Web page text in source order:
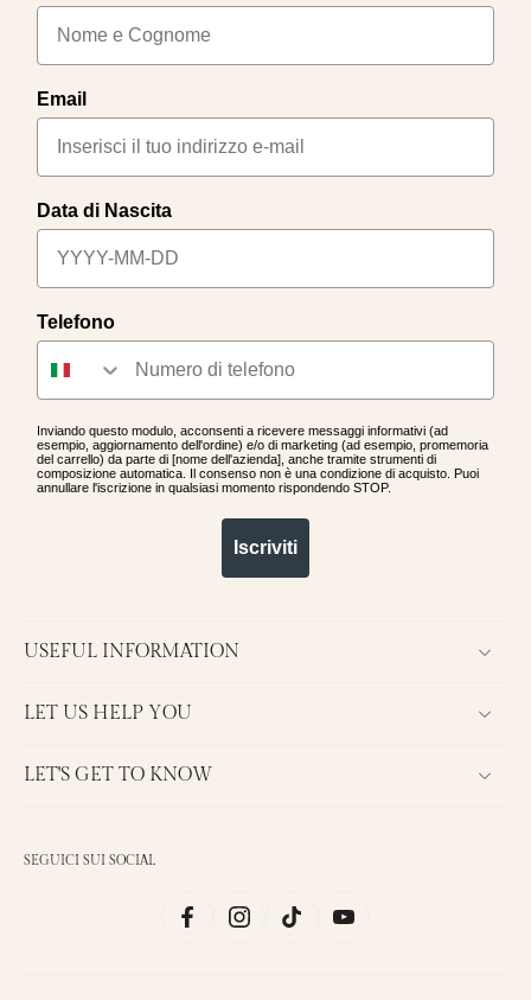
Email
Data di Nascita
Telefono
Inviando questo modulo, acconsenti a ricevere messaggi informativi (ad
esempio, aggiornamento dell'ordine) e/o di marketing (ad esempio, promemoria
del carrello) da parte di [nome dell'azienda], anche tramite strumenti di
composizione automatica. Il consenso non è una condizione di acquisto. Puoi
annullare l'iscrizione in qualsiasi momento rispondendo STOP.
Iscriviti
USEFUL INFORMATION
LET US HELP YOU
LET'S GET TO KNOW
SEGUICI SUI SOCIAL